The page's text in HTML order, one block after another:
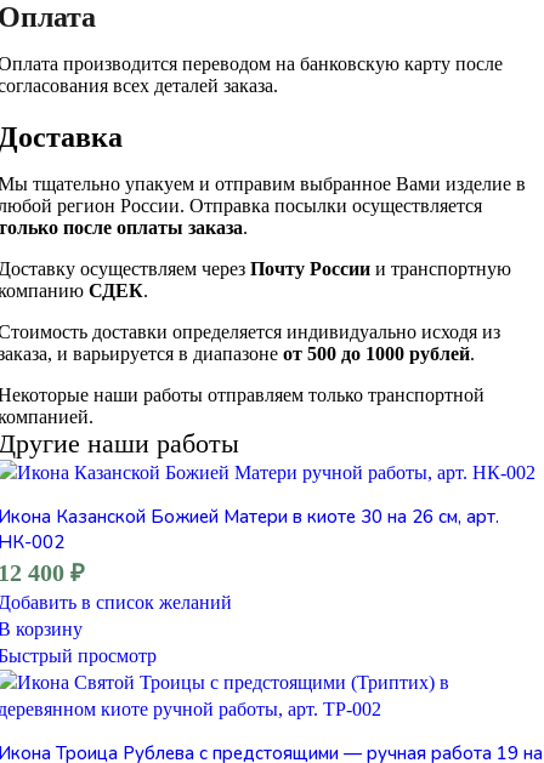
производится переводом на банковскую карту после
всех деталей заказа.
тщательно упакуем и отправим выбранное Вами изделие в
регион России. Отправка посылки осуществляется
после оплаты заказа.
осуществляем через Почту России и транспортную
СДЕК.
доставки определяется индивидуально исходя из
и варьируется в диапазоне от 500 до 1000 рублей.
наши работы отправляем только транспортной
наши работы
Казанской Божией Матери в киоте 30 на 26 см, арт.
002
400 ₽
в список желаний
корзину
просмотр
Троица Рублева с предстоящими — ручная работа 19 на